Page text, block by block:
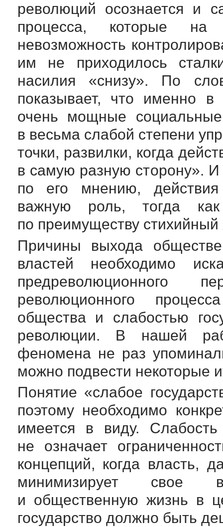
революций осознается и
процесса, которые на
невозможность
им не приходилось
насилия «снизу». По
показывает, что именно
очень мощные
в весьма слабой степени
точки, развилки, когда
в самую разную сторону».
по его мнению, действия
важную роль, тогда
по преимуществу
Причины выхода
властей необходимо
предреволюционного
революционного
общества и слабостью
революции. В нашей
феномена не раз
можно подвести некоторые
Понятие «слабое
поэтому необходимо
имеется в виду.
не означает
концепций, когда власть,
минимизирует свое
и общественную жизнь в
государство должно быть